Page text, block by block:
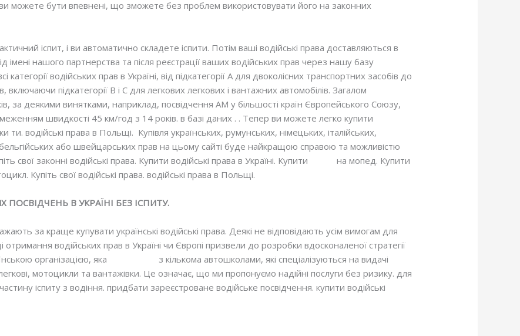
можете бути впевнені, що зможете без проблем використовувати його на законних
іспит, і ви автоматично складете іспити. Потім ваші водійські права доставляються в
імені нашого партнерства та після реєстрації ваших водійських прав через нашу базу
водійських прав в Україні, від підкатегорії А для двоколісних транспортних засобів до
включаючи підкатегорії В і С для легкових легкових і вантажних автомобілів. Загалом
за деякими винятками, наприклад, посвідчення AM у більшості країн Європейського Союзу,
швидкості 45 км/год з 14 років. в базі даних . . Тепер ви можете легко купити
ти. водійські права в Польщі. Купівля українських, румунських, німецьких, італійських,
або швейцарських прав на цьому сайті буде найкращою справою та можливістю
свої законні водійські права. Купити водійські права в Україні. Купити
на мопед. Купити
Купіть свої водійські права. водійські права в Польщі.
В УКРАЇНІ БЕЗ ІСПИТУ.
за краще купувати українські водійські права. Деякі не відповідають усім вимогам для
водійських прав в Україні чи Європі призвели до розробки вдосконаленої стратегії
організацією, яка
з кількома автошколами, які спеціалізуються на видачі
мотоцикли та вантажівки. Це означає, що ми пропонуємо надійні послуги без ризику. для
іспиту з водіння. придбати зареєстроване водійське посвідчення. купити водійські